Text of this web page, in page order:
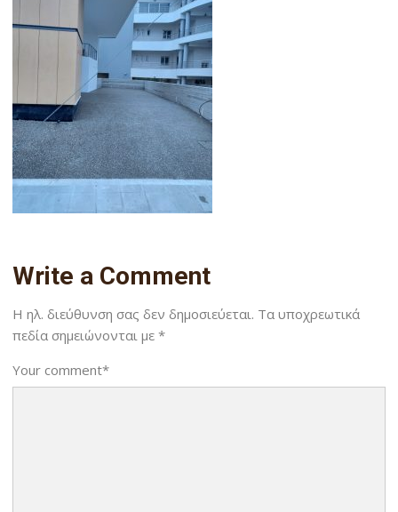
Write a Comment
Η ηλ. διεύθυνση σας δεν δημοσιεύεται. Τα υποχρεωτικά
πεδία σημειώνονται με*
Your comment*